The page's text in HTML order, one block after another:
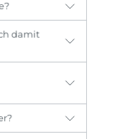
damit